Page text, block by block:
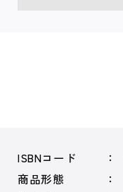
ISBNコード
商品形態